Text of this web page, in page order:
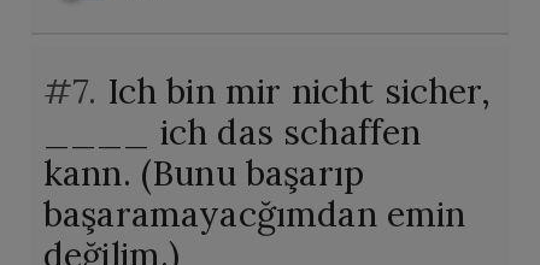
#7. Ich bin mir nicht sicher,
____ ich das schaffen
kann. (Bunu başarıp
başaramayacğımdan emin
değilim.)